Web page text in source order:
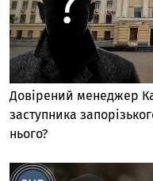
Довірений менеджер
заступника
нього?